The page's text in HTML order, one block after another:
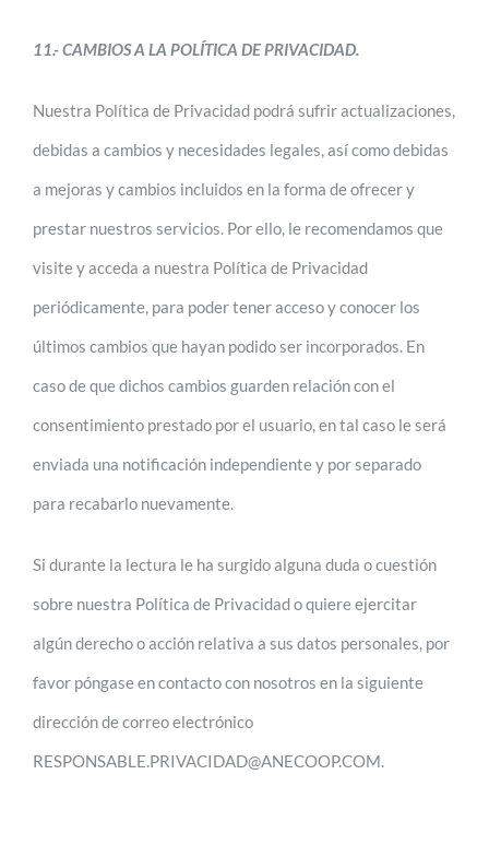
11.- CAMBIOS A LA POLÍTICA DE PRIVACIDAD.
Nuestra Política de Privacidad podrá sufrir actualizaciones,
debidas a cambios y necesidades legales, así como debidas
a mejoras y cambios incluidos en la forma de ofrecer y
prestar nuestros servicios. Por ello, le recomendamos que
visite y acceda a nuestra Política de Privacidad
periódicamente, para poder tener acceso y conocer los
últimos cambios que hayan podido ser incorporados. En
caso de que dichos cambios guarden relación con el
consentimiento prestado por el usuario, en tal caso le será
enviada una notificación independiente y por separado
para recabarlo nuevamente.
Si durante la lectura le ha surgido alguna duda o cuestión
sobre nuestra Política de Privacidad o quiere ejercitar
algún derecho o acción relativa a sus datos personales, por
favor póngase en contacto con nosotros en la siguiente
dirección de correo electrónico
RESPONSABLE.PRIVACIDAD@ANECOOP.COM.